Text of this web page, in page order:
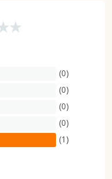
(0)
(0)
(0)
(0)
(1)